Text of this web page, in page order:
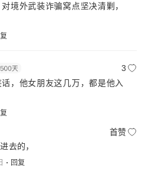
境外武装诈骗窝点坚决清剿，
3
，他女朋友这几万，都是他入
首赞
去的，
回复